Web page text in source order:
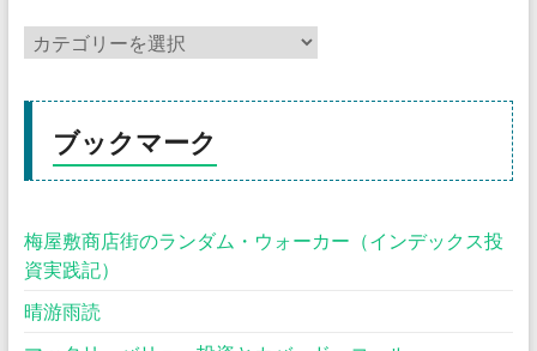
ブックマーク
梅屋敷商店街のランダム・ウォーカー（インデックス投
資実践記）
晴游雨読